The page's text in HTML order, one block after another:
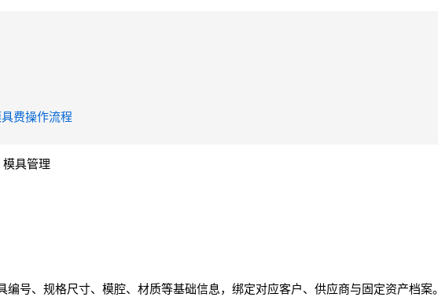
费操作流程
具管理
编号、规格尺寸、模腔、材质等基础信息，绑定对应客户、供应商与固定资产档案。